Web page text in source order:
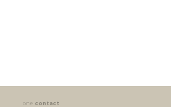
one contact